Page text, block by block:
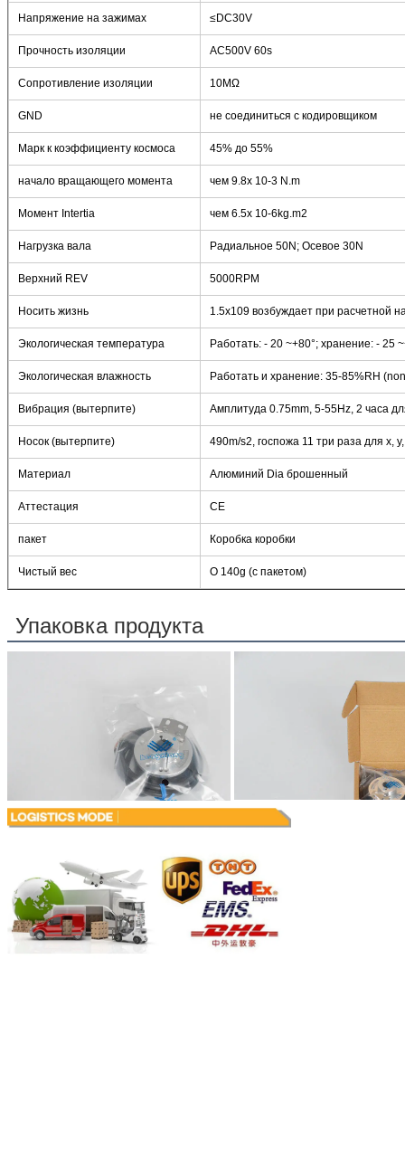
Напряжение на зажимах ≤DC30V
Прочность изоляции AC500V 60s
Сопротивление изоляции 10MΩ
GND не соединиться с кодировщиком
Марк к коэффициенту космоса 45% до 55%
начало вращающего момента чем 9.8x 10-3 N.m
Момент Intertia чем 6.5x 10-6kg.m2
Нагрузка вала Радиальное 50N; Осевое 30N
Верхний REV 5000RPM
Носить жизнь 1.5x109 возбуждает при расчетной
Экологическая температура Работать: - 20 ~+80°; хранение: - 25
Экологическая влажность Работать и хранение: 35-85%RH
Вибрация (вытерпите) Амплитуда 0.75mm, 5-55Hz, 2 часа
Носок (вытерпите) 490m/s2, госпожа 11 три раза для x,
Материал Алюминий Dia брошенный
Аттестация CE
пакет Коробка коробки
Чистый вес О 140g (с пакетом)
Упаковка продукта